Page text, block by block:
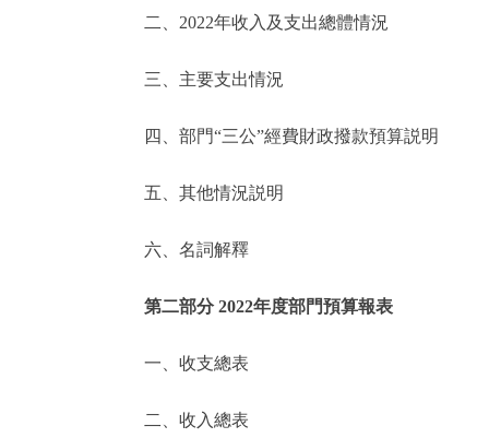
便民服務
仲介服務
政民互動
12345網上接訴即辦
參與調查
二、2022年收入及支出總體情況
三、主要支出情況
四、部門“三公”經費財政撥款預算説明
五、其他情況説明
六、名詞解釋
第二部分 2022年度部門預算報表
一、收支總表
二、收入總表